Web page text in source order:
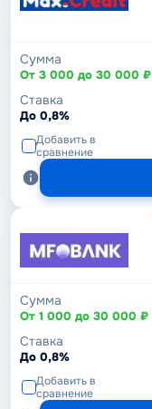
Сумма
От 3 000 до 30 000 ₽
Ставка
До 0,8%
Добавить в
сравнение
Сумма
От 1 000 до 30 000 ₽
Ставка
До 0,8%
Добавить в
сравнение